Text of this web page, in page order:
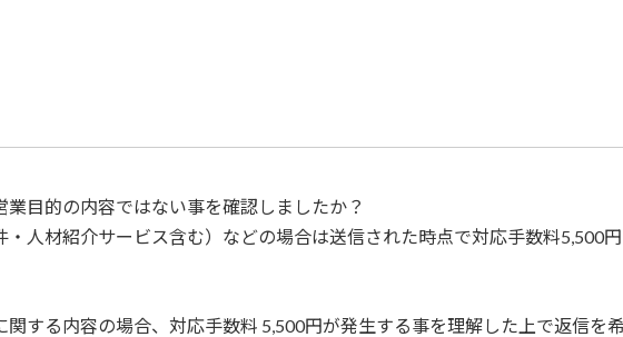
業目的の内容ではない事を確認しましたか？
人材紹介サービス含む）などの場合は送信された時点で対応手数料5,500円
関する内容の場合、対応手数料 5,500円が発生する事を理解した上で返信を